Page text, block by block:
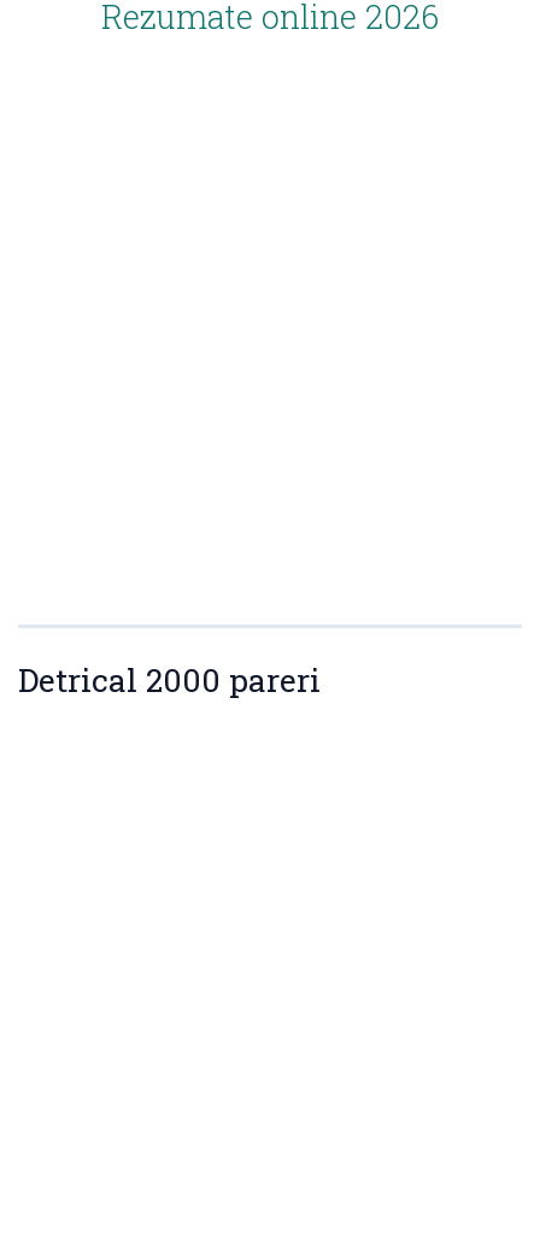
Rezumate online 2026
Detrical 2000 pareri